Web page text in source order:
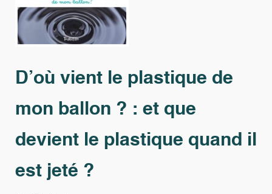
D’où vient le plastique de
mon ballon ? : et que
devient le plastique quand il
est jeté ?